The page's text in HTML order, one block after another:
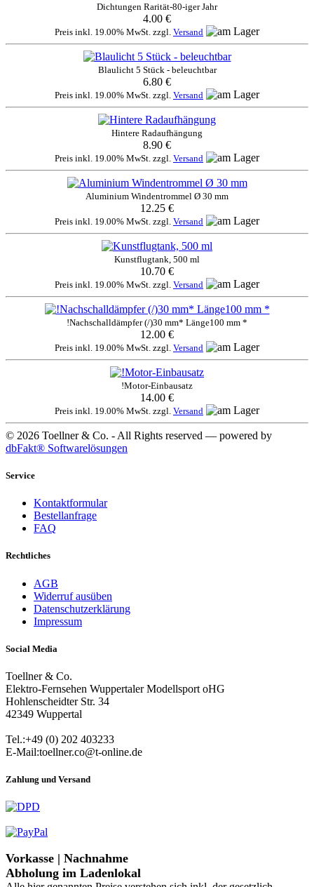
Dichtungen Rarität-80-iger Jahr
4.00 €
Preis inkl. 19.00% MwSt. zzgl. Versand
Blaulicht 5 Stück - beleuchtbar
6.80 €
Preis inkl. 19.00% MwSt. zzgl. Versand
Hintere Radaufhängung
8.90 €
Preis inkl. 19.00% MwSt. zzgl. Versand
Aluminium Windentrommel Ø 30 mm
12.25 €
Preis inkl. 19.00% MwSt. zzgl. Versand
Kunstflugtank, 500 ml
10.70 €
Preis inkl. 19.00% MwSt. zzgl. Versand
!Nachschalldämpfer (/)30 mm* Länge100 mm *
12.00 €
Preis inkl. 19.00% MwSt. zzgl. Versand
!Motor-Einbausatz
14.00 €
Preis inkl. 19.00% MwSt. zzgl. Versand
© 2026 Toellner & Co. - All Rights reserved — powered by
dbFakt® Softwarelösungen
Service
Kontaktformular
Bestellanfrage
FAQ
Rechtliches
AGB
Widerruf ausüben
Datenschutzerklärung
Impressum
Social Media
Toellner & Co.
Elektro-Fernsehen Wuppertaler Modellsport oHG
Hohlenscheidter Str. 34
42349 Wuppertal
Tel.:+49 (0) 202 403233
E-Mail:toellner.co@t-online.de
Zahlung und Versand
Vorkasse | Nachnahme
Abholung im Ladenlokal